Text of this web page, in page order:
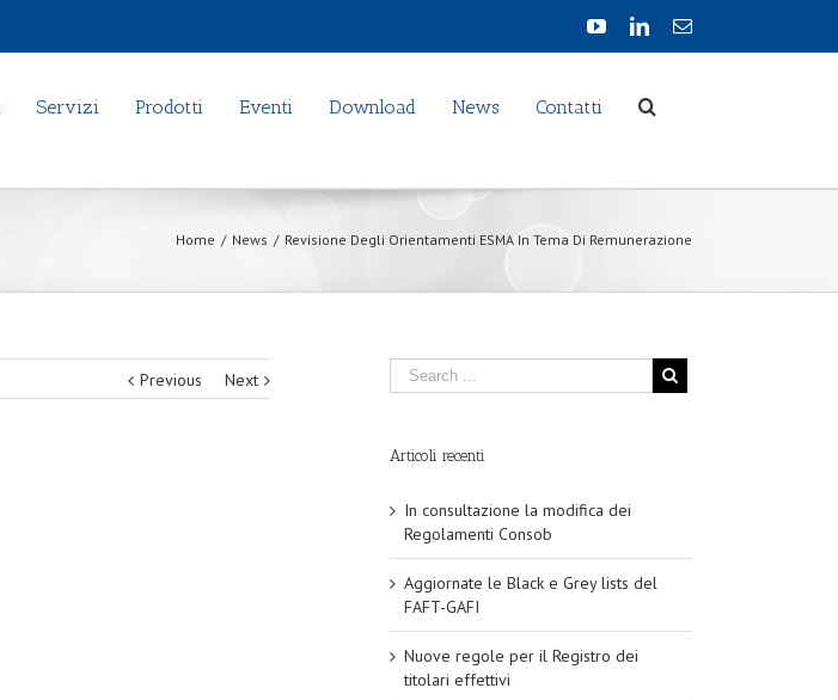
Servizi Prodotti Eventi Download News Contatti
Home / News / Revisione Degli Orientamenti ESMA In Tema Di Remunerazione
Previous Next
Articoli recenti
In consultazione la modifica dei
Regolamenti Consob
Aggiornate le Black e Grey lists del
FAFT-GAFI
Nuove regole per il Registro dei
titolari effettivi